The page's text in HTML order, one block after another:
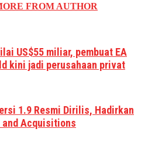
FROM AUTHOR
US$55 miliar, pembuat EA
kini jadi perusahaan privat
1.9 Resmi Dirilis, Hadirkan
and Acquisitions